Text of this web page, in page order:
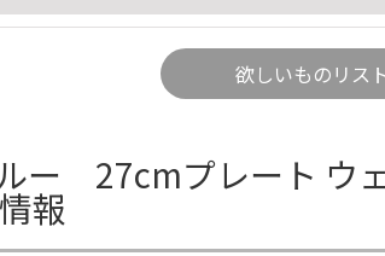
欲しいものリス
27cmプレート ウ
報